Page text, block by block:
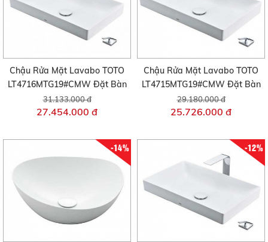
Chậu Rửa Mặt Lavabo TOTO
LT4716MTG19#CMW Đặt Bàn
31.133.000 đ
27.454.000 đ
Chậu Rửa Mặt Lavabo TOTO
LT4715MTG19#CMW Đặt Bàn
29.180.000 đ
25.726.000 đ
-14% -12%